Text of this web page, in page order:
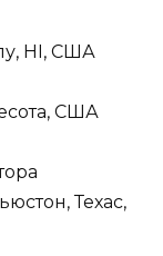
HI, США
США
Техас,